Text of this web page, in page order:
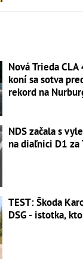
Nová Trieda
koní sa sotva
rekord na
NDS začala s
na diaľnici D1 za
TEST: Škoda
DSG - istotka,